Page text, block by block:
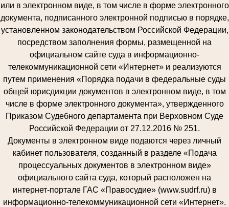
или в электронном виде, в том числе в форме электронного
документа, подписанного электронной подписью в порядке,
установленном законодательством Российской Федерации,
посредством заполнения формы, размещенной на
официальном сайте суда в информационно-
телекоммуникационной сети «Интернет» и реализуются
путем применения «Порядка подачи в федеральные суды
общей юрисдикции документов в электронном виде, в том
числе в форме электронного документа», утвержденного
Приказом Судебного департамента при Верховном Суде
Российской Федерации от 27.12.2016 № 251.
Документы в электронном виде подаются через личный
кабинет пользователя, созданный в разделе «Подача
процессуальных документов в электронном виде»
официального сайта суда, который расположен на
интернет-портале ГАС «Правосудие» (www.sudrf.ru) в
информационно-телекоммуникационной сети «Интернет».